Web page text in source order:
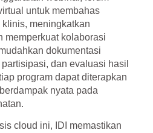
untuk membahas
meningkatkan
memperkuat kolaborasi
dokumentasi
dan evaluasi hasil
program dapat diterapkan
nyata pada
cloud ini, IDI memastikan